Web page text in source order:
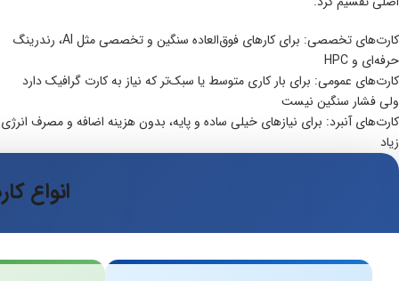
کارت‌های تخصصی: برای کارهای فوق‌العاده سنگین و تخصصی مثل AI، رندرینگ
حرفه‌ای و HPC
کارت‌های عمومی: برای بار کاری متوسط یا سبک‌تر که نیاز به کارت گرافیک دارد
ولی فشار سنگین نیست
کارت‌های آنبرد: برای نیازهای خیلی ساده و پایه، بدون هزینه اضافه و مصرف انرژی
زیاد
انواع